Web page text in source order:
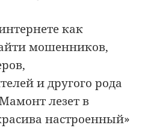
как
мошенников,
и другого рода
лезет в
настроенный»